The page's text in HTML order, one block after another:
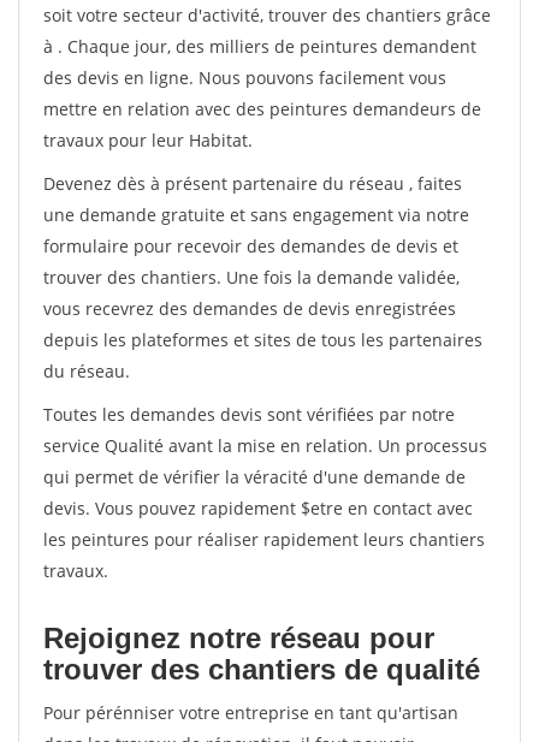
soit votre secteur d'activité, trouver des chantiers grâce
à . Chaque jour, des milliers de peintures demandent
des devis en ligne. Nous pouvons facilement vous
mettre en relation avec des peintures demandeurs de
travaux pour leur Habitat.
Devenez dès à présent partenaire du réseau , faites
une demande gratuite et sans engagement via notre
formulaire pour recevoir des demandes de devis et
trouver des chantiers. Une fois la demande validée,
vous recevrez des demandes de devis enregistrées
depuis les plateformes et sites de tous les partenaires
du réseau.
Toutes les demandes devis sont vérifiées par notre
service Qualité avant la mise en relation. Un processus
qui permet de vérifier la véracité d'une demande de
devis. Vous pouvez rapidement $etre en contact avec
les peintures pour réaliser rapidement leurs chantiers
travaux.
Rejoignez notre réseau pour
trouver des chantiers de qualité
Pour pérénniser votre entreprise en tant qu'artisan